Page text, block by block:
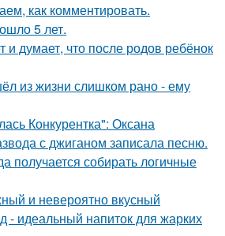
как комментировать.
5 лет.
думает, что после родов ребёнок
из жизни слишком рано - ему
Конкурентка": Оксана
с джиганом записала песню.
получается собирать логичные
и невероятно вкусный
- идеальный напиток для жарких